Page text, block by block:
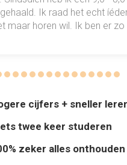
cijfers + sneller
twee keer studeren
zeker alles onthouden
Ik raad het echt
maar horen wil. Ik ben er zo